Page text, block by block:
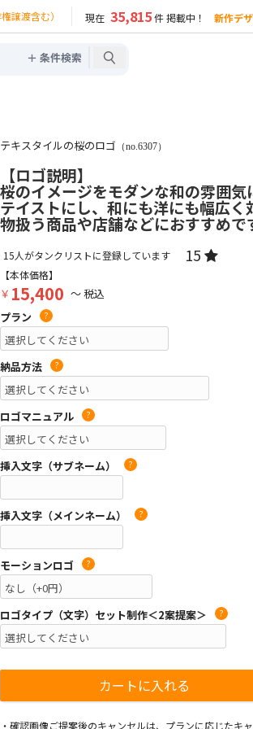
譲渡含む） 現在 35,815件 掲載中！ 新作デ
＋ 条件検索
テキスタイルの桜のロゴ （no.6307）
【ロゴ説明】
桜のイメージをモダンな和の雰囲
テイストにし、和にも洋にも幅広
物扱う商品や店舗などにおすすめで
15人がタンクリストに登録しています 15
【本体価格】
￥ 15,400 ～ 税込
プラン
?
納品方法 ?
ロゴマニュアル ?
挿入文字（サブネーム） ?
挿入文字（メインネーム） ?
モーションロゴ ?
ロゴタイプ（文字）セット制作＜2案提案＞ ?
・確認画像ご提案後のキャンセルは、プランに応じたキ